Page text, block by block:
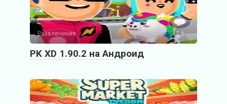
Развлечения 6
PK XD 1.90.2 на Андроид